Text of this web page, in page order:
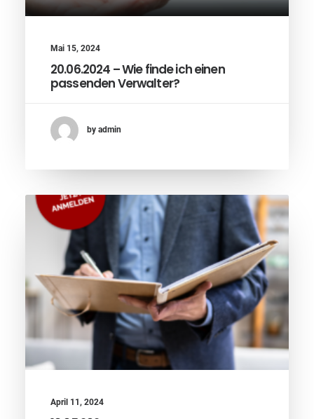
Mai 15, 2024
20.06.2024 – Wie finde ich einen
passenden Verwalter?
by admin
April 11, 2024